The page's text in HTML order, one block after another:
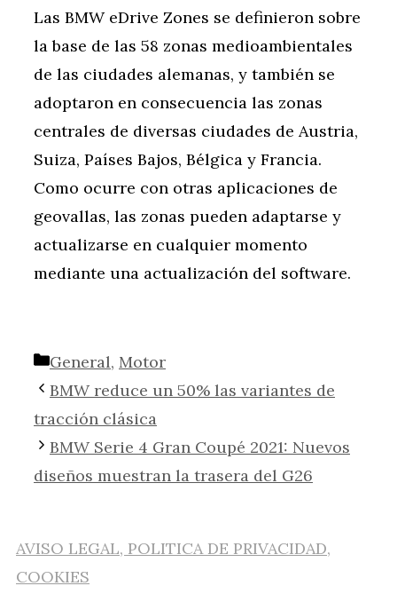
Las BMW eDrive Zones se definieron sobre
la base de las 58 zonas medioambientales
de las ciudades alemanas, y también se
adoptaron en consecuencia las zonas
centrales de diversas ciudades de Austria,
Suiza, Países Bajos, Bélgica y Francia.
Como ocurre con otras aplicaciones de
geovallas, las zonas pueden adaptarse y
actualizarse en cualquier momento
mediante una actualización del software.
Categorías
General, Motor
BMW reduce un 50% las variantes de
tracción clásica
BMW Serie 4 Gran Coupé 2021: Nuevos
diseños muestran la trasera del G26
AVISO LEGAL, POLITICA DE PRIVACIDAD,
COOKIES